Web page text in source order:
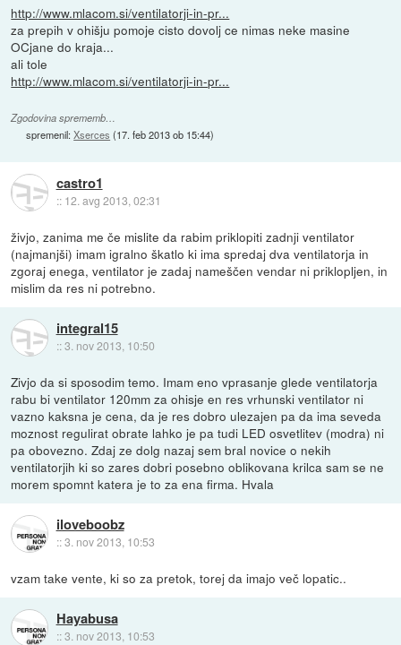
http://www.mlacom.si/ventilatorji-in-pr...
za prepih v ohišju pomoje cisto dovolj ce nimas neke masine
OCjane do kraja...
ali tole
http://www.mlacom.si/ventilatorji-in-pr...
Zgodovina sprememb…
spremenil:Xserces (17. feb 2013 ob 15:44)
castro1
:: 12. avg 2013, 02:31
živjo, zanima me če mislite da rabim priklopiti zadnji ventilator
(najmanjši) imam igralno škatlo ki ima spredaj dva ventilatorja in
zgoraj enega, ventilator je zadaj nameščen vendar ni priklopljen, in
mislim da res ni potrebno.
integral15
::3. nov 2013, 10:50
Zivjo da si sposodim temo. Imam eno vprasanje glede ventilatorja
rabu bi ventilator 120mm za ohisje en res vrhunski ventilator ni
vazno kaksna je cena, da je res dobro ulezajen pa da ima seveda
moznost regulirat obrate lahko je pa tudi LED osvetlitev (modra) ni
pa obovezno. Zdaj ze dolg nazaj sem bral novice o nekih
ventilatorjih ki so zares dobri posebno oblikovana krilca sam se ne
morem spomnt katera je to za ena firma. Hvala
iloveboobz
::3. nov 2013, 10:53
vzam take vente, ki so za pretok, torej da imajo več lopatic..
Hayabusa
::3. nov 2013, 10:53